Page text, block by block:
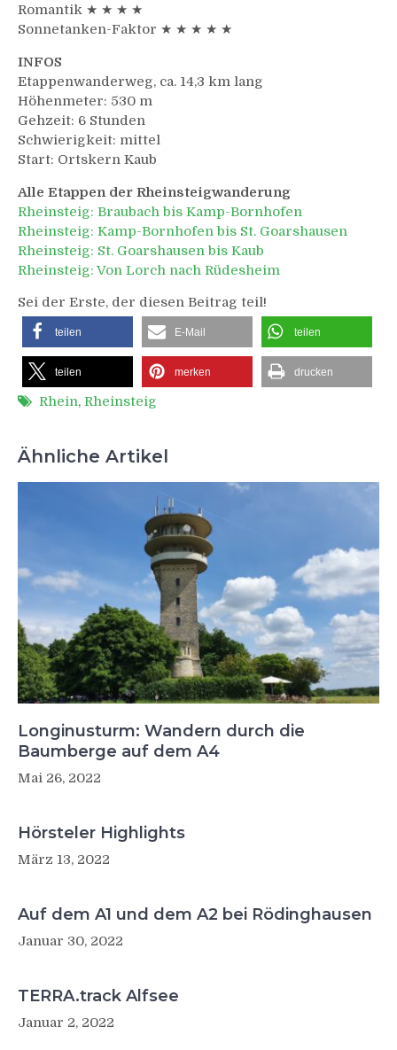
Romantik ★ ★ ★ ★
Sonnetanken-Faktor ★ ★ ★ ★ ★
INFOS
Etappenwanderweg, ca. 14,3 km lang
Höhenmeter: 530 m
Gehzeit: 6 Stunden
Schwierigkeit: mittel
Start: Ortskern Kaub
Alle Etappen der Rheinsteigwanderung
Rheinsteig: Braubach bis Kamp-Bornhofen
Rheinsteig: Kamp-Bornhofen bis St. Goarshausen
Rheinsteig: St. Goarshausen bis Kaub
Rheinsteig: Von Lorch nach Rüdesheim
Sei der Erste, der diesen Beitrag teil!
teilen E-Mail teilen
teilen merken drucken
Rhein, Rheinsteig
Ähnliche Artikel
Longinusturm: Wandern durch die
Baumberge auf dem A4
Mai 26, 2022
Hörsteler Highlights
März 13, 2022
Auf dem A1 und dem A2 bei Rödinghausen
Januar 30, 2022
TERRA.track Alfsee
Januar 2, 2022